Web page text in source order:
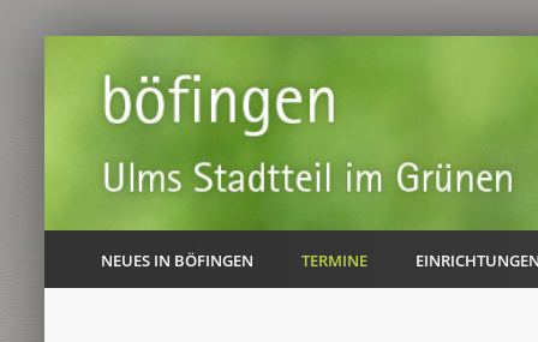
NEUES IN BÖFINGEN TERMINE EINRICHTUNGEN